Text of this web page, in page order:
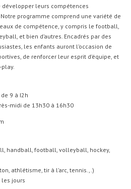
leurs compétences
programme comprend une variété de
de compétence, y compris le football,
et bien d’autres. Encadrés par des
les enfants auront l’occasion de
de renforcer leur esprit d’équipe, et
de 9 à I2h
midi de 13h30 à 16h30
handball, football, volleyball, hockey,
athlétisme, tir à l’arc, tennis.,.)
jours